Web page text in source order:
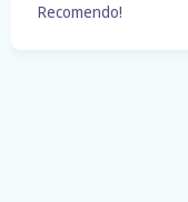
Recomendo!